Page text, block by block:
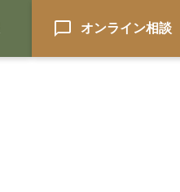
オンライン相談